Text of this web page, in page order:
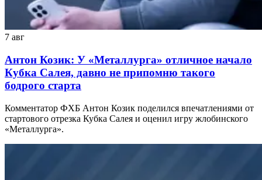
7 авг
Антон Козик: У «Металлурга» отличное начало
Кубка Салея, давно не припомню такого
бодрого старта
Комментатор ФХБ Антон Козик поделился впечатлениями от
стартового отрезка Кубка Салея и оценил игру жлобинского
«Металлурга».